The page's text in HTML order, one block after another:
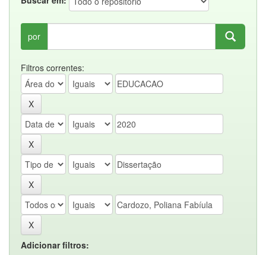
por
Filtros correntes:
Adicionar filtros: